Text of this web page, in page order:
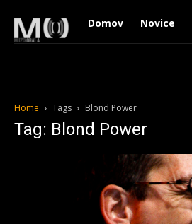
Domov Novice
Home Tags Blond Power
Tag: Blond Power